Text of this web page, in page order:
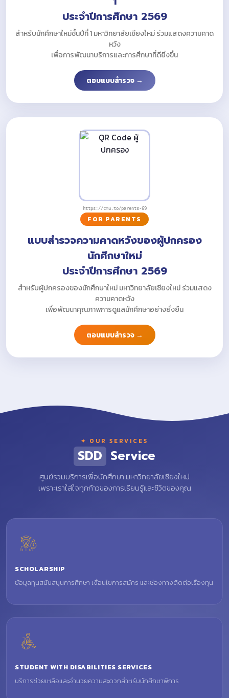
ประจำปีการศึกษา 2569
สำหรับนักศึกษาใหม่ชั้นปีที่ 1 มหาวิทยาลัยเชียงใหม่ ร่วมแสดงความคาด
หวัง
เพื่อการพัฒนาบริการและการศึกษาที่ดียิ่งขึ้น
ตอบแบบสำรวจ →
https://cmu.to/parents-69
FOR PARENTS
แบบสำรวจความคาดหวังของผู้ปกครอง
นักศึกษาใหม่
ประจำปีการศึกษา 2569
สำหรับผู้ปกครองของนักศึกษาใหม่ มหาวิทยาลัยเชียงใหม่ ร่วมแสดง
ความคาดหวัง
เพื่อพัฒนาคุณภาพการดูแลนักศึกษาอย่างยั่งยืน
ตอบแบบสำรวจ →
✦ OUR SERVICES
SDD Service
ศูนย์รวมบริการเพื่อนักศึกษา มหาวิทยาลัยเชียงใหม่
เพราะเราใส่ใจทุกก้าวของการเรียนรู้และชีวิตของคุณ
SCHOLARSHIP
ข้อมูลทุนสนับสนุนการศึกษา เงื่อนไขการสมัคร และช่องทางติดต่อเรื่องทุน
STUDENT WITH DISABILITIES SERVICES
บริการช่วยเหลือและอำนวยความสะดวกสำหรับนักศึกษาพิการ